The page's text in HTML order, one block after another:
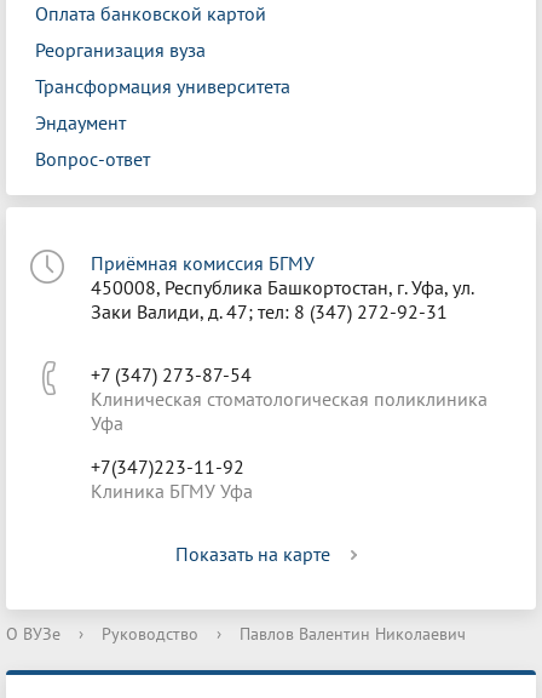
Оплата банковской картой
Реорганизация вуза
Трансформация университета
Эндаумент
Вопрос-ответ
Приёмная комиссия БГМУ
450008, Республика Башкортостан, г. Уфа, ул.
Заки Валиди, д. 47; тел: 8 (347) 272-92-31
+7 (347) 273-87-54
Клиническая стоматологическая поликлиника
Уфа
+7(347)223-11-92
Клиника БГМУ Уфа
Показать на карте
О ВУЗе › Руководство › Павлов Валентин Николаевич